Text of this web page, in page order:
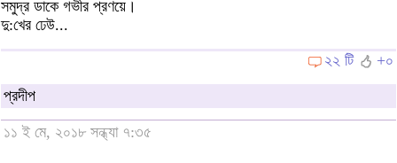
সমুদ্র ডাকে গভীর প্রণয়ে।
দু:খের ঢেউ...
২২ টি
+০
প্রদীপ
১১ ই মে, ২০১৮ সন্ধ্যা ৭:৩৫